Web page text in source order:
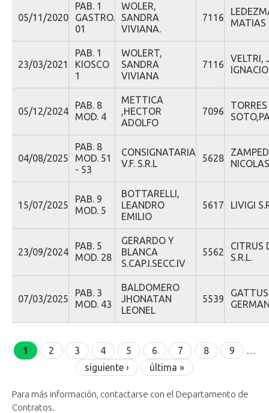
05/11/2020
PAB. 1
GASTRO.
01
WOLER,
SANDRA
VIVIANA.
7116
MATIAS
23/03/2021
PAB. 1
KIOSCO
1
WOLERT,
SANDRA
VIVIANA
7116
VELTRI,
IGNACIO
05/12/2024
PAB. 8
MOD. 4
METTICA
,HECTOR
ADOLFO
7096
TORRES
04/08/2025
PAB. 8
MOD. 51
- 53
CONSIGNATARIA
V.F. S.R.L
5628
15/07/2025
PAB. 9
MOD. 5
BOTTARELLI,
LEANDRO
EMILIO
5617 LIVIGI
23/09/2024
PAB. 5
MOD. 28
GERARDO Y
BLANCA
S.CAP.I.SECC.IV
5562
CITRUS
S.R.L.
07/03/2025
PAB. 3
MOD. 43
BALDOMERO
JHONATAN
LEONEL
5539
Páginas
1 2 3 4 5 6 7 8 9
…
siguiente ›
última »
Para más información, contactarse con el Departamento de
Contratos.